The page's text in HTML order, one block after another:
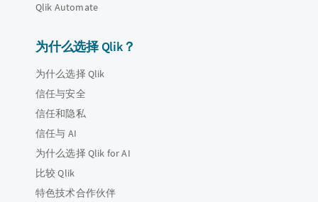
Qlik Automate
为什么选择 Qlik？
为什么选择 Qlik
信任与安全
信任和隐私
信任与 AI
为什么选择 Qlik for AI
比较 Qlik
特色技术合作伙伴